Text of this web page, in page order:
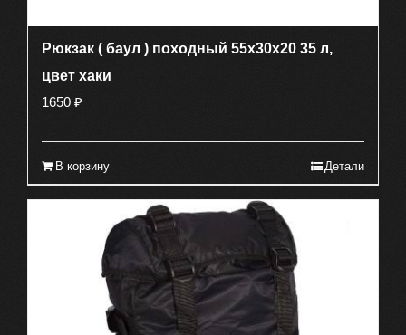
Рюкзак ( баул ) походный 55х30х20 35 л,
цвет хаки
1650 ₽
В корзину Детали